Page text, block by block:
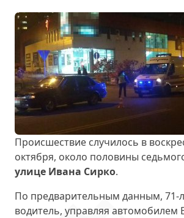
Происшествие случилось в
октября, около половины
улице Ивана Сирко.
По предварительным данным, 71-
водитель, управляя автомобилем